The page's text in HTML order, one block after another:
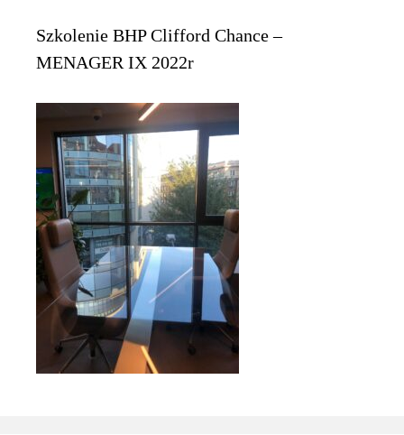
Szkolenie BHP Clifford Chance –
MENAGER IX 2022r